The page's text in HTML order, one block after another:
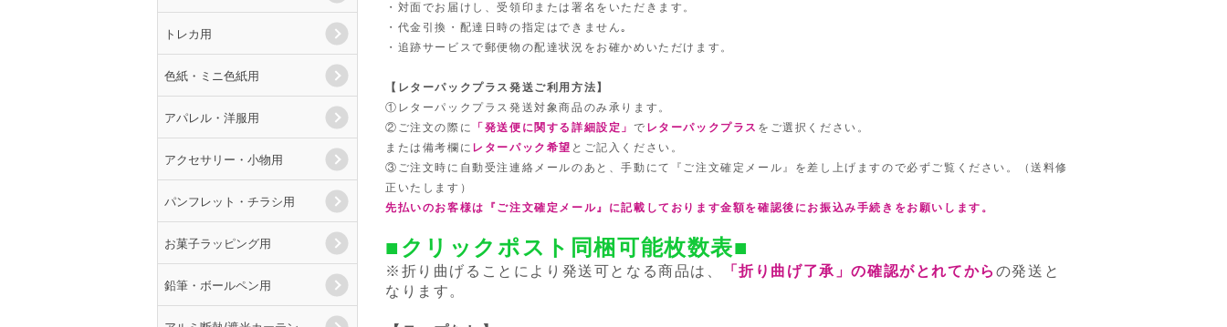
・対面でお届けし、受領印または署名をいただきます。
・代金引換・配達日時の指定はできません｡
・追跡サービスで郵便物の配達状況をお確かめいただけます。
【レターパックプラス発送ご利用方法】
①レターパックプラス発送対象商品のみ承ります。
②ご注文の際に
「発送便に関する詳細設定」で レターパックプラス をご選択ください。
または備考欄に レターパック希望 とご記入ください。
③ご注文時に自動受注連絡メールのあと、手動にて『ご注文確定メール』を差し上げますので必ずご覧ください。（送料修
正いたします）
先払いのお客様は『ご注文確定メール』に記載しております金額を確認後にお振込み手続きをお願いします。
■クリックポスト同梱可能枚数表■
※折り曲げることにより発送可となる商品は、 「折り曲げ了承」の確認がとれてから の発送と
なります。
トレカ用
色紙・ミニ色紙用
アパレル・洋服用
アクセサリー・小物用
パンフレット・チラシ用
お菓子ラッピング用
鉛筆・ボールペン用